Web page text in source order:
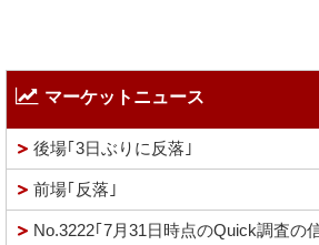
マーケットニュース
後場｢3日ぶりに反落｣
前場｢反落｣
No.3222｢7月31日時点のQuick調査の